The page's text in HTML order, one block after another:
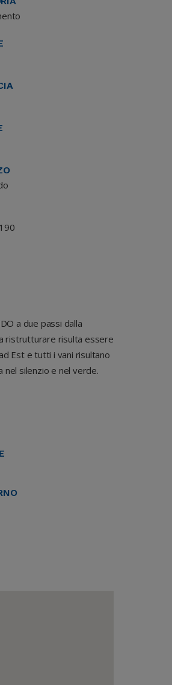
a due passi dalla
ristrutturare risulta essere
Est e tutti i vani risultano
silenzio e nel verde.